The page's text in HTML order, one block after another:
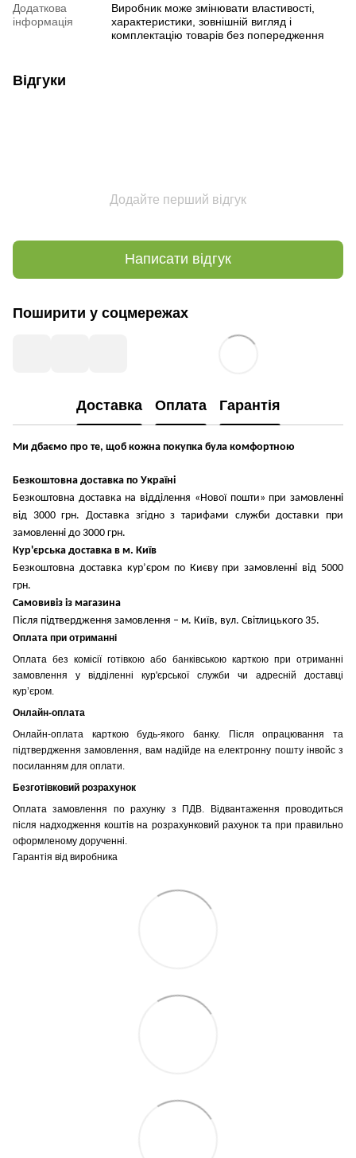
Додаткова
інформація
Виробник може змінювати властивості,
характеристики, зовнішній вигляд і
комплектацію товарів без попередження
Відгуки
Додайте перший відгук
Написати відгук
Поширити у соцмережах
Доставка Оплата Гарантія
Ми дбаємо про те, щоб кожна покупка була комфортною
Безкоштовна доставка по Україні
Безкоштовна доставка на відділення «Нової пошти» при замовленні
від 3000 грн. Доставка згідно з тарифами служби доставки при
замовленні до 3000 грн.
Кур'єрська доставка в м. Київ
Безкоштовна доставка кур’єром по Києву при замовленні від 5000
грн.
Самовивіз із магазина
Після підтвердження замовлення – м. Київ, вул. Світлицького 35.
Оплата при отриманні
Оплата без комісії готівкою або банківською карткою при отриманні
замовлення у відділенні кур'єрської служби чи адресній доставці
кур’єром.
Онлайн-оплата
Онлайн-оплата карткою будь-якого банку. Після опрацювання та
підтвердження замовлення, вам надійде на електронну пошту інвойс з
посиланням для оплати.
Безготівковий розрахунок
Оплата замовлення по рахунку з ПДВ. Відвантаження проводиться
після надходження коштів на розрахунковий рахунок та при правильно
оформленому дорученні.
Гарантія від виробника